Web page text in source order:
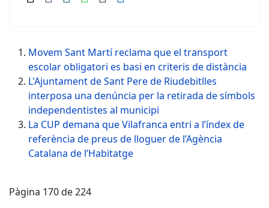
Movem Sant Martí reclama que el transport
escolar obligatori es basi en criteris de distància
L'Ajuntament de Sant Pere de Riudebitlles
interposa una denúncia per la retirada de símbols
independentistes al municipi
La CUP demana que Vilafranca entri a l’índex de
referència de preus de lloguer de l’Agència
Catalana de l’Habitatge
Pàgina 170 de 224